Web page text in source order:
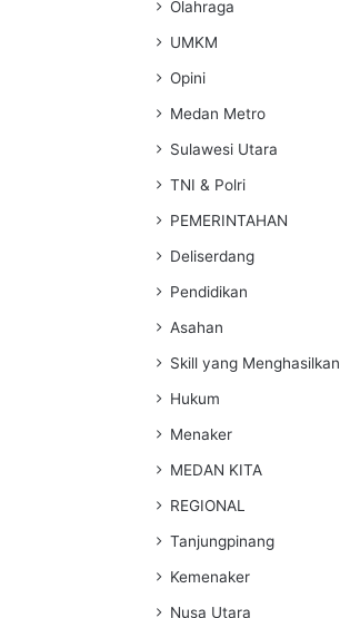
Olahraga
UMKM
Opini
Medan Metro
Sulawesi Utara
TNI & Polri
PEMERINTAHAN
Deliserdang
Pendidikan
Asahan
Skill yang Menghasilkan
Hukum
Menaker
MEDAN KITA
REGIONAL
Tanjungpinang
Kemenaker
Nusa Utara